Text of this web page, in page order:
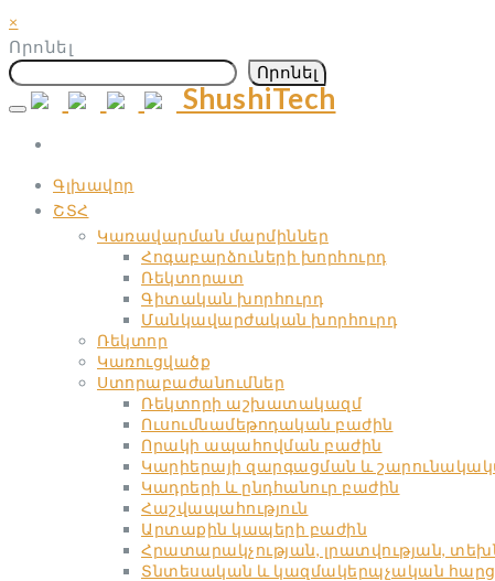
×
Որոնել
Որոնել
Skip
content
ShushiTech
Գլխավոր
ՇՏՀ
Կառավարման մարմիններ
Հոգաբարձուների խորհուրդ
Ռեկտորատ
Գիտական ​​խորհուրդ
Մանկավարժական ​​խորհուրդ
Ռեկտոր
Կառուցվածք
Ստորաբաժանումներ
Ռեկտորի աշխատակազմ
Ուսումնամեթոդական բաժին
Որակի ապահովման բաժին
Կարիերայի զարգացման և
Կադրերի և ընդհանուր բաժին
Հաշվապահություն
Արտաքին կապերի բաժին
Հրատարակչության, լրատվության,
Տնտեսական և կազմակերպչական